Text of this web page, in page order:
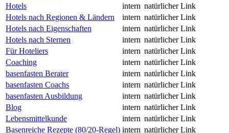
Hotels
intern natürlicher Link
Hotels nach Regionen & Ländern
intern natürlicher Link
Hotels nach Eigenschaften
intern natürlicher Link
Hotels nach Sternen
intern natürlicher Link
Für Hoteliers
intern natürlicher Link
Coaching
intern natürlicher Link
basenfasten Berater
intern natürlicher Link
basenfasten Coachs
intern natürlicher Link
basenfasten Ausbildung
intern natürlicher Link
Blog
intern natürlicher Link
Lebensmittelkunde
intern natürlicher Link
Basenreiche Rezepte (80/20-Regel) intern natürlicher Link